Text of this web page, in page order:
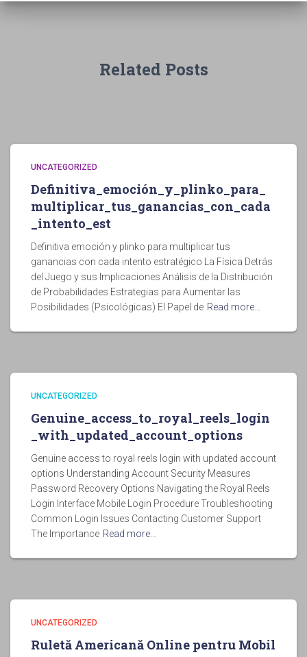
Related Posts
UNCATEGORIZED
Definitiva_emoción_y_plinko_para_
multiplicar_tus_ganancias_con_cada
_intento_est
Definitiva emoción y plinko para multiplicar tus
ganancias con cada intento estratégico La Física Detrás
del Juego y sus Implicaciones Análisis de la Distribución
de Probabilidades Estrategias para Aumentar las
Posibilidades (Psicológicas) El Papel de Read more…
UNCATEGORIZED
Genuine_access_to_royal_reels_login
_with_updated_account_options
Genuine access to royal reels login with updated account
options Understanding Account Security Measures
Password Recovery Options Navigating the Royal Reels
Login Interface Mobile Login Procedure Troubleshooting
Common Login Issues Contacting Customer Support
The Importance Read more…
UNCATEGORIZED
Ruletă Americană Online pentru Mobil